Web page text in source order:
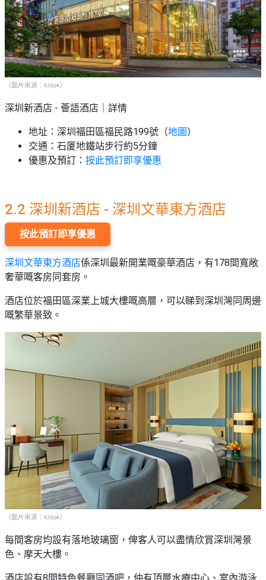
（圖片來源：klook）
深圳新酒店 - 薈語酒店｜詳情
地址：深圳福田區福民路199號（地圖）
交通：石厦地鐵站步行約5分鐘
優惠及預訂： 按此預訂即享優惠
2.2 深圳新酒店 - 深圳文華東方酒店
按此預訂即享優惠
深圳文華東方酒店係深圳最新開業嘅豪華酒店，有178間寬敞
奢華嘅客房同套房。
酒店位於福田區深業上城大樓嘅高層，可以睇到深圳灣同周邊
嘅繁華景致。
（圖片來源：klook）
每間客房均設有落地玻璃窗，俾客人可以盡情欣賞深圳灣景
色、摩天大樓。